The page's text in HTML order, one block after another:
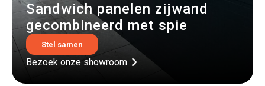
Sandwich panelen zijwand
gecombineerd met spie
Stel samen
Bezoek onze showroom